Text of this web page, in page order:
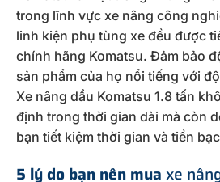
trong lĩnh vực xe nâng công
linh kiện phụ tùng xe đều được
chính hãng Komatsu. Đảm bảo
sản phẩm của họ nổi tiếng với
Xe nâng dầu Komatsu 1.8 tấn
định trong thời gian dài mà còn
bạn tiết kiệm thời gian và tiền
5 lý do bạn nên mua xe